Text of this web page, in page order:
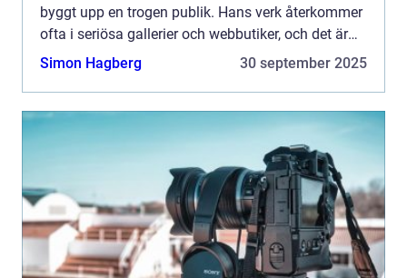
byggt upp en trogen publik. Hans verk återkommer
ofta i seriösa gallerier och webbutiker, och det är
ingen slump. Adamsson rör sig i gränslandet
Simon Hagberg 30 september 2025